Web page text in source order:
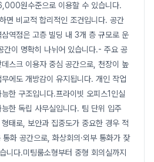
원수준으로 이용할 수 있습니다.
면 비교적 합리적인 조건입니다. 공간
역점은 고층 빌딩 내 3개 층 규모로 운
간이 명확히 나뉘어 있습니다.- 주요 공
스크 이용자 중심 공간으로, 천장이 높
에도 개방감이 유지됩니다. 개인 작업
한 구조입니다.프라이빗 오피스1인실
한 독립 사무실입니다. 팀 단위 입주
태로, 보안과 집중도가 중요한 경우 적
화 공간으로, 화상회의·외부 통화가 잦
니다.미팅룸소형부터 중형 회의실까지